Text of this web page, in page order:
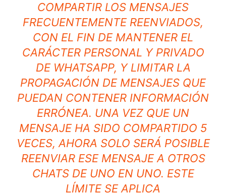
COMPARTIR LOS MENSAJES
FRECUENTEMENTE REENVIADOS,
CON EL FIN DE MANTENER EL
CARÁCTER PERSONAL Y PRIVADO
DE WHATSAPP, Y LIMITAR LA
PROPAGACIÓN DE MENSAJES QUE
PUEDAN CONTENER INFORMACIÓN
ERRÓNEA. UNA VEZ QUE UN
MENSAJE HA SIDO COMPARTIDO 5
VECES, AHORA SOLO SERÁ POSIBLE
REENVIAR ESE MENSAJE A OTROS
CHATS DE UNO EN UNO. ESTE
LÍMITE SE APLICA